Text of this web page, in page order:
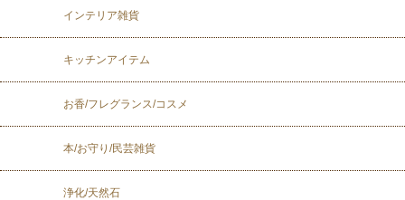
インテリア雑貨
キッチンアイテム
お香/フレグランス/コスメ
本/お守り/民芸雑貨
浄化/天然石